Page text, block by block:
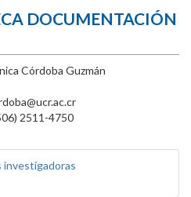
DOCUMENTACIÓN
Córdoba Guzmán
2511-4750
investigadoras